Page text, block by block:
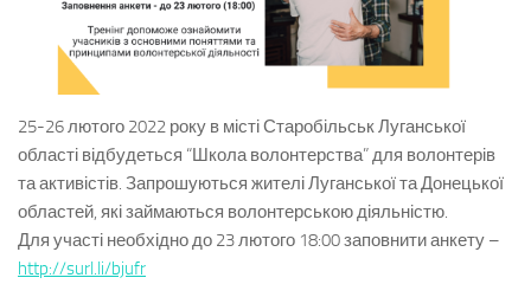
25-26 лютого 2022 року в місті Старобільськ Луганської
області відбудеться “Школа волонтерства” для волонтерів
та активістів. Запрошуються жителі Луганської та Донецької
областей, які займаються волонтерською діяльністю.
Для участі необхідно до 23 лютого 18:00 заповнити анкету –
http://surl.li/bjufr